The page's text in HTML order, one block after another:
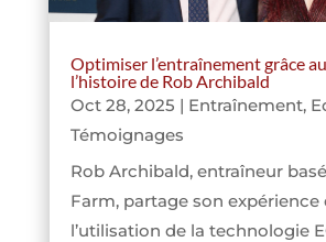
Optimiser l’entraînement grâce
l’histoire de Rob Archibald
Oct 28, 2025 | Entraînement,
Témoignages
Rob Archibald, entraîneur
Farm, partage son expérience
l’utilisation de la technologie